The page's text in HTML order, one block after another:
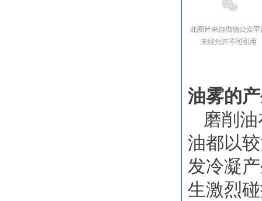
油雾的
磨削
油都以
发冷凝
生激烈